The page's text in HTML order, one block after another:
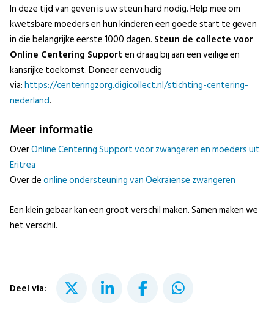
In deze tijd van geven is uw steun hard nodig. Help mee om
kwetsbare moeders en hun kinderen een goede start te geven
in die belangrijke eerste 1000 dagen. Steun de collecte voor
Online Centering Support en draag bij aan een veilige en
kansrijke toekomst. Doneer eenvoudig
via:https://centeringzorg.digicollect.nl/stichting-centering-
nederland.
Meer informatie
OverOnline Centering Support voor zwangeren en moeders uit
Eritrea
Over deonline ondersteuning van Oekraïense zwangeren
Een klein gebaar kan een groot verschil maken. Samen maken we
het verschil.
Deel via: